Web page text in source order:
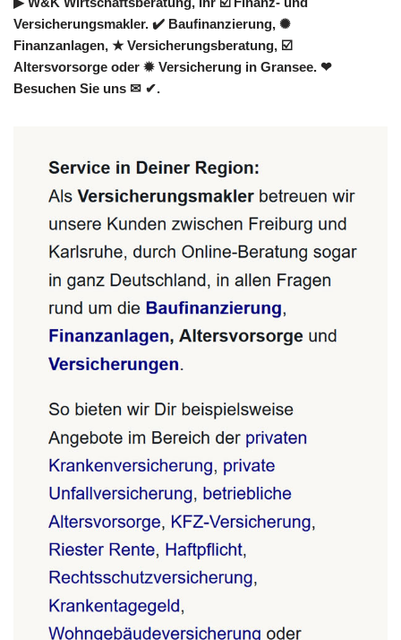
Versicherungsmakler. ✔️ Baufinanzierung, ✺
Finanzanlagen, ★ Versicherungsberatung, ☑️
Altersvorsorge oder ✹ Versicherung in Gransee. ❤
Besuchen Sie uns ✉ ✔.